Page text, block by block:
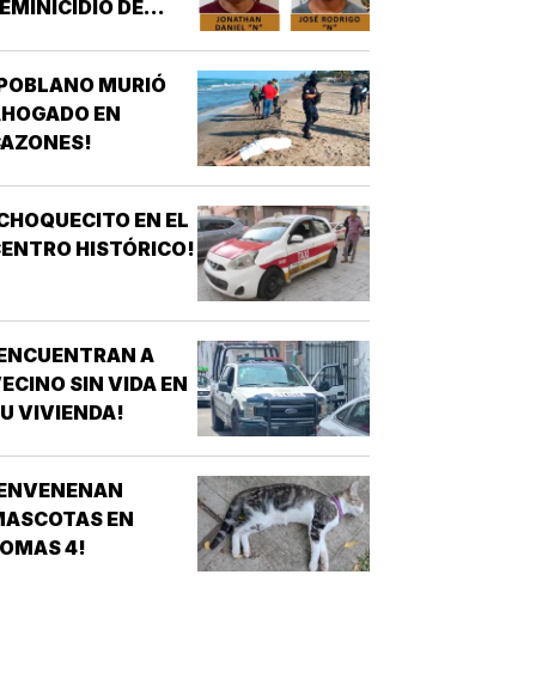
DE
MURIÓ
EN
EN EL
HISTÓRICO!
A
SIN VIDA EN
VIVIENDA!
EN
4!